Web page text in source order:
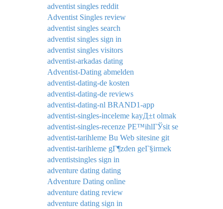
adventist singles reddit
Adventist Singles review
adventist singles search
adventist singles sign in
adventist singles visitors
adventist-arkadas dating
Adventist-Dating abmelden
adventist-dating-de kosten
adventist-dating-de reviews
adventist-dating-nl BRAND1-app
adventist-singles-inceleme kayД±t olmak
adventist-singles-recenze PЕ™ihlГЎsit se
adventist-tarihleme Bu Web sitesine git
adventist-tarihleme gГ¶zden geГ§irmek
adventistsingles sign in
adventure dating dating
Adventure Dating online
adventure dating review
adventure dating sign in